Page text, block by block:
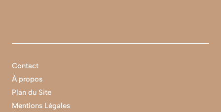
Contact
À propos
Plan du Site
Mentions Légales